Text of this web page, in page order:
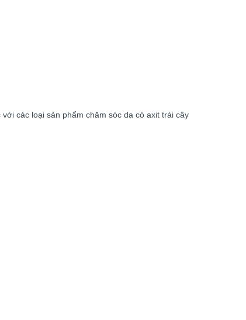
các loại sản phẩm chăm sóc da có axit trái cây